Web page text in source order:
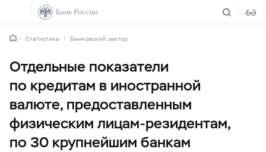
Статистика Банковский сектор
Отдельные показатели
по кредитам в иностранной
валюте, предоставленным
физическим лицам-резидентам,
по 30 крупнейшим банкам